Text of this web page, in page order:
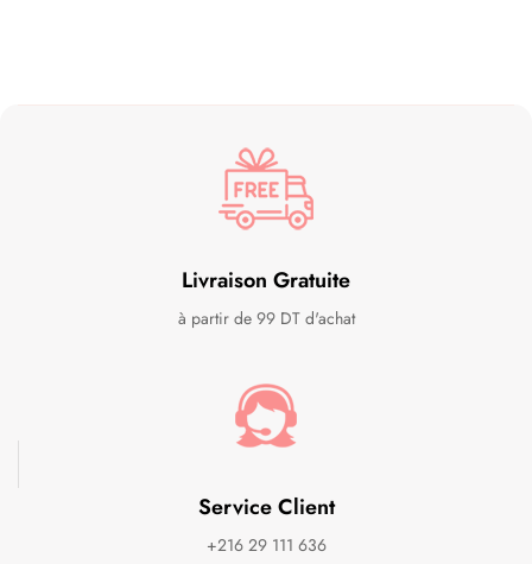
Livraison Gratuite
à partir de 99 DT d'achat
Service Client
+216 29 111 636